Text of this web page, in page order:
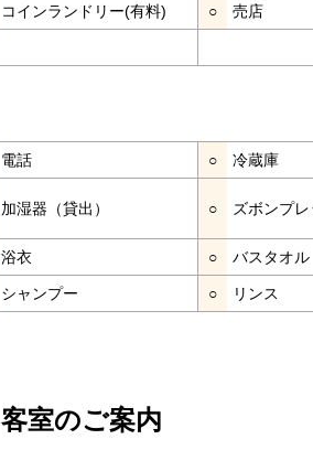
コインランドリー(有料) ○ 売店
電話 ○ 冷蔵庫
加湿器（貸出） ○ ズボンプレ
浴衣 ○ バスタオル
シャンプー ○ リンス
客室のご案内